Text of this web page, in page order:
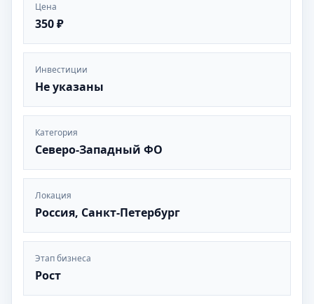
Цена
350 ₽
Инвестиции
Не указаны
Категория
Северо-Западный ФО
Локация
Россия, Санкт-Петербург
Этап бизнеса
Рост